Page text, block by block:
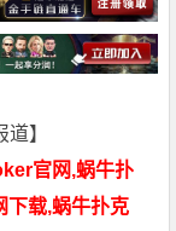
】
官网,蜗牛扑
载,蜗牛扑克